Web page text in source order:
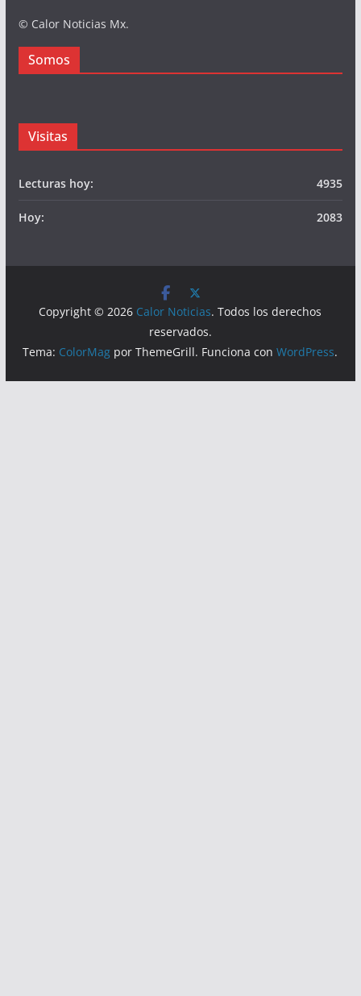
© Calor Noticias Mx.
Somos
Visitas
4935
Lecturas hoy:
2083
Hoy:
Copyright © 2026 Calor Noticias. Todos los derechos
reservados.
Tema: ColorMag por ThemeGrill. Funciona conWordPress.